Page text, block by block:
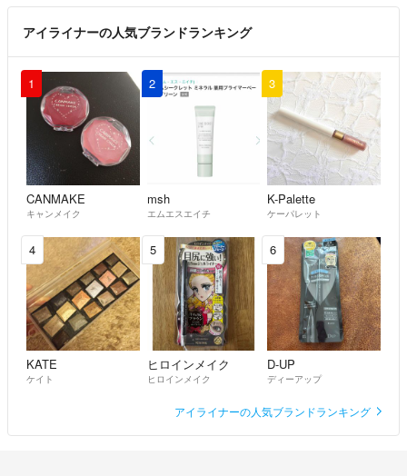
アイライナーの人気ブランドランキング
1
CANMAKE
キャンメイク
2
msh
エムエスエイチ
3
K-Palette
ケーパレット
4
KATE
ケイト
5
ヒロインメイク
ヒロインメイク
6
D-UP
ディーアップ
アイライナーの人気ブランドランキング